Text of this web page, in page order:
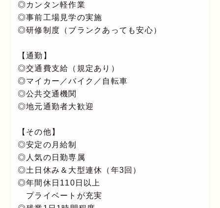
◎カンタン軽作業
◎事前工場見学の実施
◎研修制度（ブランクあっても安心）
【通勤】
◎交通費支給（規定あり）
◎マイカー／バイク／自転車
◎公共交通機関
◎地元通勤者大歓迎
【その他】
◎安定の月給制
◎人気の日勤専属
◎土日休み＆大型連休（年3回）
◎年間休日110日以上
プライベートが充実